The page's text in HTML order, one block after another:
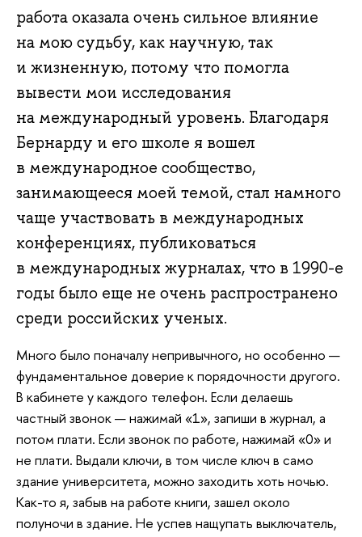
работа оказала очень сильное влияние
на мою судьбу, как научную, так
и жизненную, потому что помогла
вывести мои исследования
на международный уровень. Благодаря
Бернарду и его школе я вошел
в международное сообщество,
занимающееся моей темой, стал намного
чаще участвовать в международных
конференциях, публиковаться
в международных журналах, что в 1990-е
годы было еще не очень распространено
среди российских ученых.
Много было поначалу непривычного, но особенно —
фундаментальное доверие к порядочности другого.
В кабинете у каждого телефон. Если делаешь
частный звонок — нажимай «1», запиши в журнал, а
потом плати. Если звонок по работе, нажимай «0» и
не плати. Выдали ключи, в том числе ключ в само
здание университета, можно заходить хоть ночью.
Как-то я, забыв на работе книги, зашел около
полуночи в здание. Не успев нащупать выключатель,